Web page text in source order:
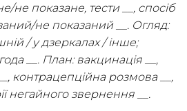
не показане, тести __, спосіб
не показаний __. Огляд:
/ у дзеркалах / інше;
__. План: вакцинація __,
контрацепційна розмова __,
негайного звернення __.